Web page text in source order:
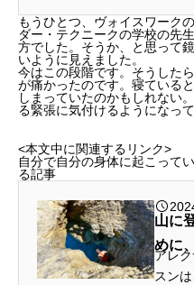
オー
もうひとつ、ヴォイスワーク
ダー・テクニークの学校の先
方でした。そうか、と思って
いように見えました。
今はこの段階です。そうした
が痛かったのです。寝ている
しまっていたのかもしれない
る緊張に気付けるようになっ
<本文中に関連するリンク>
自分で自分の身体に起こって
る記事
山に
めに
づく
アレ
スン